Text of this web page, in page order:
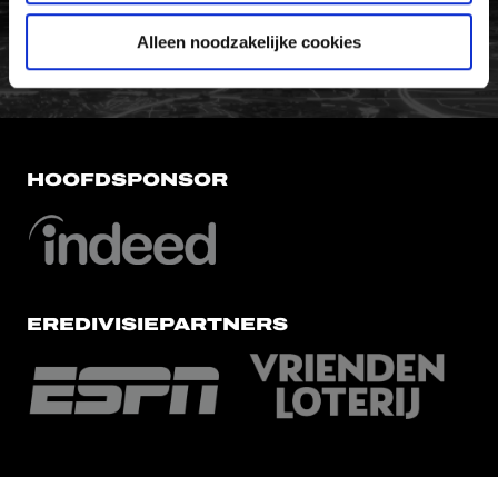
Alleen noodzakelijke cookies
FC Utrecht<br>vanuit<br>het
HOOFDSPONSOR
EREDIVISIEPARTNERS